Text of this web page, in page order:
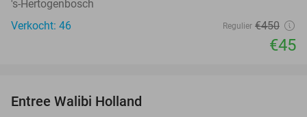
's-Hertogenbosch
Verkocht: 46
Regulier €450
€45
Entree Walibi Holland